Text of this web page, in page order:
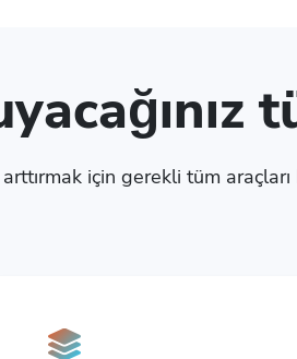
için gerekli tüm araçları